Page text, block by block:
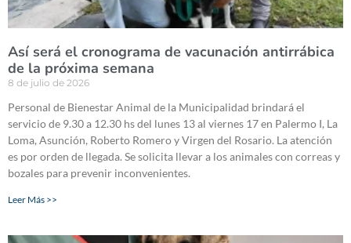
Así será el cronograma de vacunación antirrábica
de la próxima semana
8 de julio de 2026
Personal de Bienestar Animal de la Municipalidad brindará el
servicio de 9.30 a 12.30 hs del lunes 13 al viernes 17 en Palermo I, La
Loma, Asunción, Roberto Romero y Virgen del Rosario. La atención
es por orden de llegada. Se solicita llevar a los animales con correas y
bozales para prevenir inconvenientes.
Leer Más >>